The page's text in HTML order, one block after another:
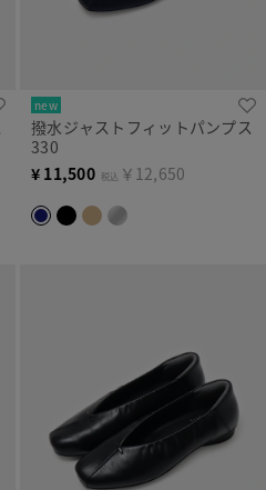
new
撥水ジャストフィットパンプス
330
¥ 11,500 税込 ￥12,650